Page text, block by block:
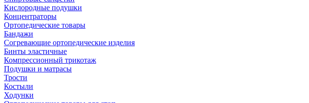
Кислородные подушки
Концентраторы
Ортопедические товары
Бандажи
Согревающие ортопедические изделия
Бинты эластичные
Компрессионный трикотаж
Подушки и матрасы
Трости
Костыли
Ходунки